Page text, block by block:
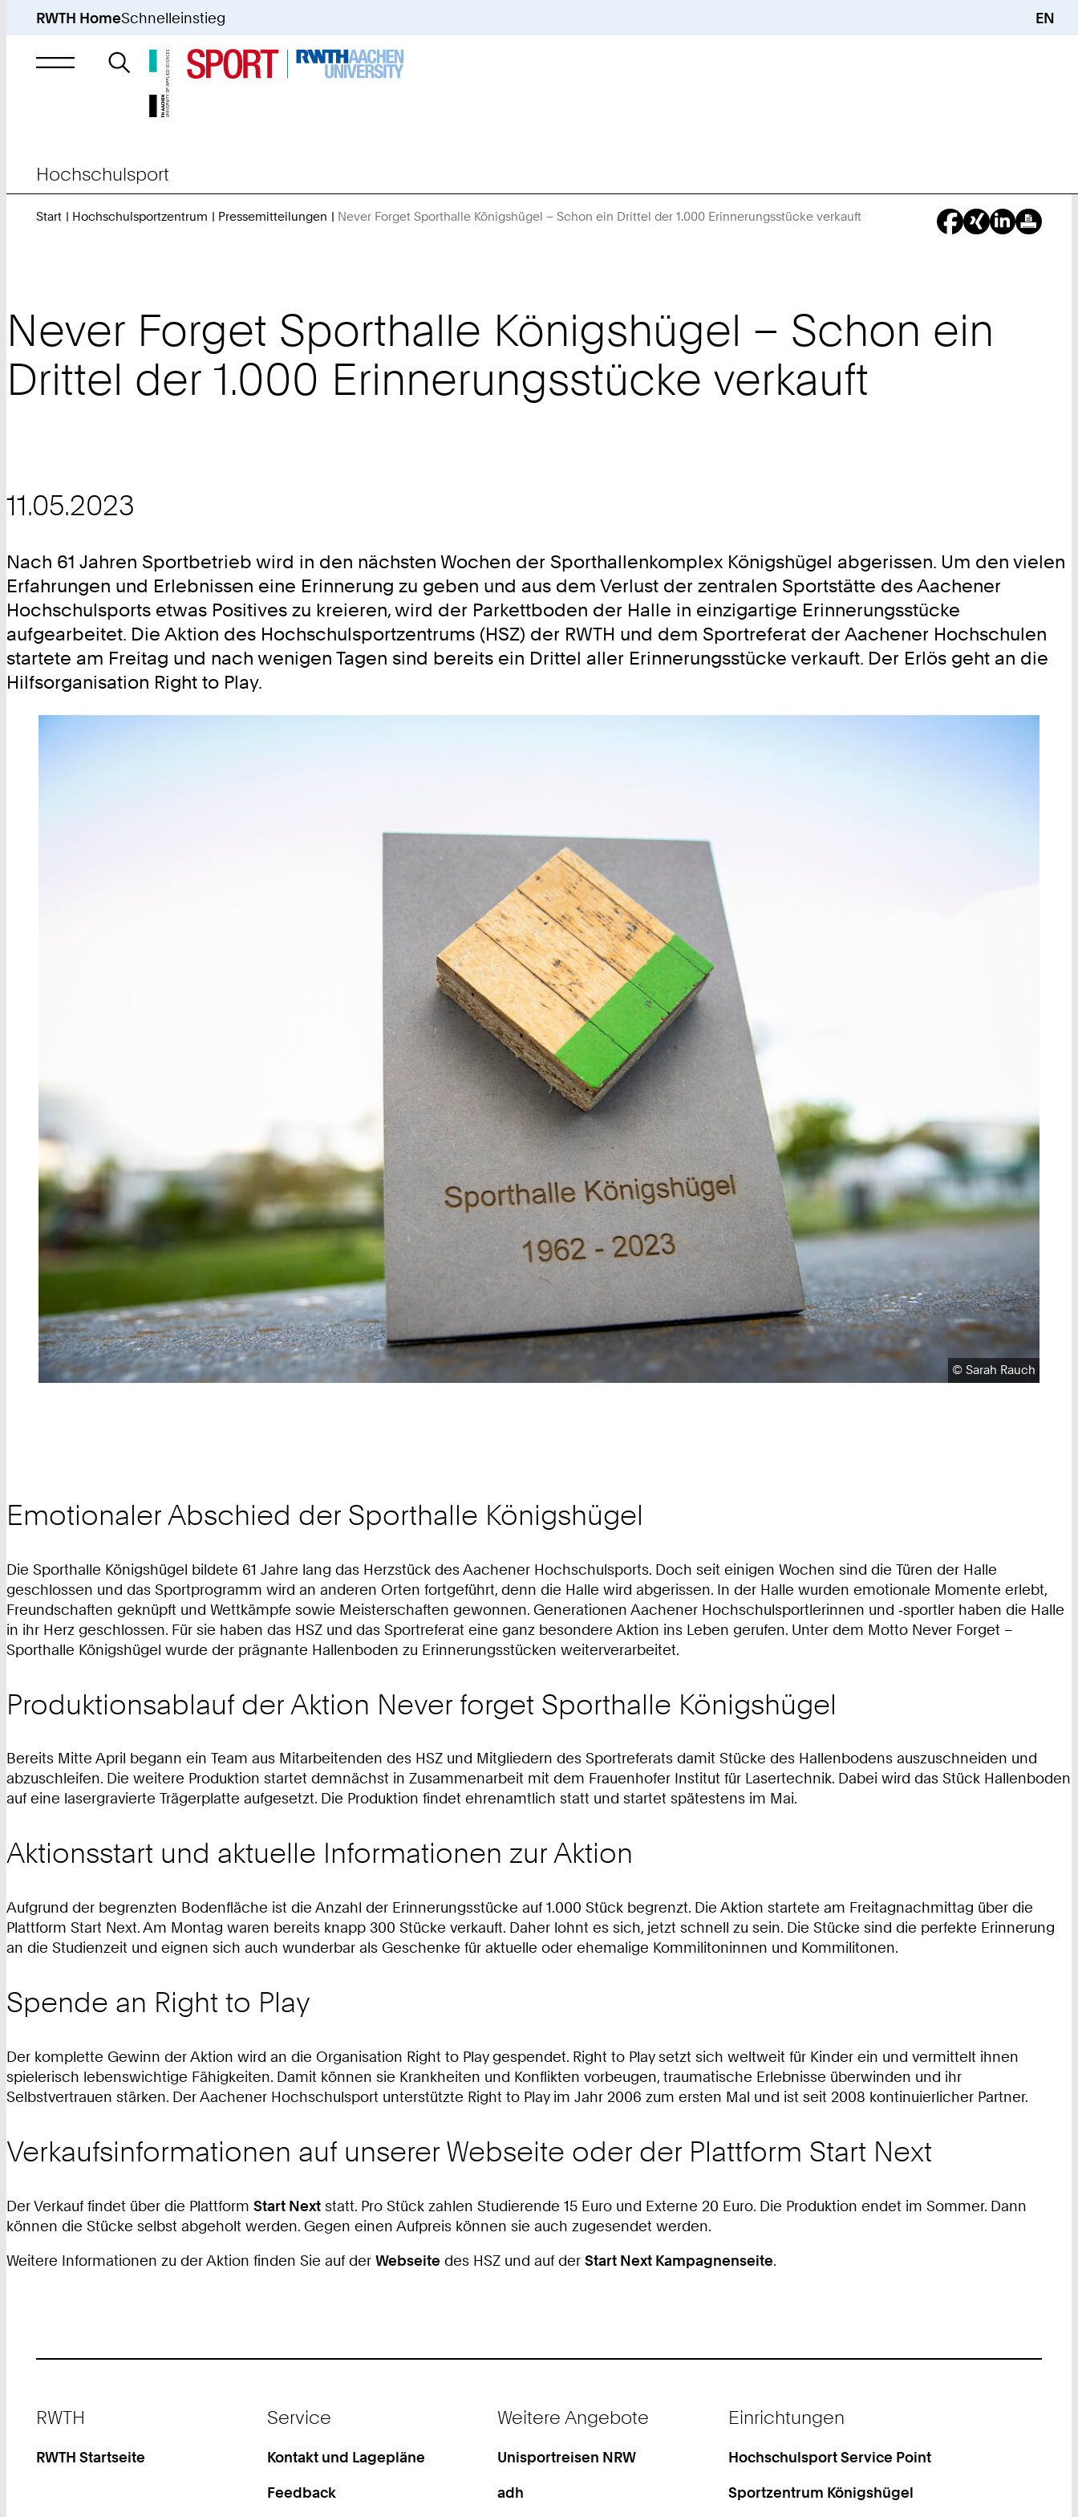
RWTH HomeSchnelleinstieg EN
Suche
nach
Hochschulsport
Start Hochschulsportzentrum Pressemitteilungen Never Forget Sporthalle Königshügel – Schon ein Drittel der 1.000 Erinnerungsstücke verkauft
Never Forget Sporthalle Königshügel – Schon ein
Drittel der 1.000 Erinnerungsstücke verkauft
11.05.2023
Nach 61 Jahren Sportbetrieb wird in den nächsten Wochen der Sporthallenkomplex Königshügel abgerissen. Um den vielen
Erfahrungen und Erlebnissen eine Erinnerung zu geben und aus dem Verlust der zentralen Sportstätte des Aachener
Hochschulsports etwas Positives zu kreieren, wird der Parkettboden der Halle in einzigartige Erinnerungsstücke
aufgearbeitet. Die Aktion des Hochschulsportzentrums (HSZ) der RWTH und dem Sportreferat der Aachener Hochschulen
startete am Freitag und nach wenigen Tagen sind bereits ein Drittel aller Erinnerungsstücke verkauft. Der Erlös geht an die
Hilfsorganisation Right to Play.
Urheberrecht:
©Sarah Rauch
Emotionaler Abschied der Sporthalle Königshügel
Die Sporthalle Königshügel bildete 61 Jahre lang das Herzstück des Aachener Hochschulsports. Doch seit einigen Wochen sind die Türen der Halle
geschlossen und das Sportprogramm wird an anderen Orten fortgeführt, denn die Halle wird abgerissen. In der Halle wurden emotionale Momente erlebt,
Freundschaften geknüpft und Wettkämpfe sowie Meisterschaften gewonnen. Generationen Aachener Hochschulsportlerinnen und ‑sportler haben die Halle
in ihr Herz geschlossen. Für sie haben das HSZ und das Sportreferat eine ganz besondere Aktion ins Leben gerufen. Unter dem Motto Never Forget –
Sporthalle Königshügel wurde der prägnante Hallenboden zu Erinnerungsstücken weiterverarbeitet.
Produktionsablauf der Aktion Never forget Sporthalle Königshügel
Bereits Mitte April begann ein Team aus Mitarbeitenden des HSZ und Mitgliedern des Sportreferats damit Stücke des Hallenbodens auszuschneiden und
abzuschleifen. Die weitere Produktion startet demnächst in Zusammenarbeit mit dem Frauenhofer Institut für Lasertechnik. Dabei wird das Stück Hallenboden
auf eine lasergravierte Trägerplatte aufgesetzt. Die Produktion findet ehrenamtlich statt und startet spätestens im Mai.
Aktionsstart und aktuelle Informationen zur Aktion
Aufgrund der begrenzten Bodenfläche ist die Anzahl der Erinnerungsstücke auf 1.000 Stück begrenzt. Die Aktion startete am Freitagnachmittag über die
Plattform Start Next. Am Montag waren bereits knapp 300 Stücke verkauft. Daher lohnt es sich, jetzt schnell zu sein. Die Stücke sind die perfekte Erinnerung
an die Studienzeit und eignen sich auch wunderbar als Geschenke für aktuelle oder ehemalige Kommilitoninnen und Kommilitonen.
Spende an Right to Play
Der komplette Gewinn der Aktion wird an die Organisation Right to Play gespendet. Right to Play setzt sich weltweit für Kinder ein und vermittelt ihnen
spielerisch lebenswichtige Fähigkeiten. Damit können sie Krankheiten und Konflikten vorbeugen, traumatische Erlebnisse überwinden und ihr
Selbstvertrauen stärken. Der Aachener Hochschulsport unterstützte Right to Play im Jahr 2006 zum ersten Mal und ist seit 2008 kontinuierlicher Partner.
Verkaufsinformationen auf unserer Webseite oder der Plattform Start Next
Der Verkauf findet über die Plattform Start Next statt. Pro Stück zahlen Studierende 15 Euro und Externe 20 Euro. Die Produktion endet im Sommer. Dann
können die Stücke selbst abgeholt werden. Gegen einen Aufpreis können sie auch zugesendet werden.
Weitere Informationen zu der Aktion finden Sie auf der Webseite des HSZ und auf der Start Next Kampagnenseite.
RWTH
RWTH Startseite
Service
Kontakt und Lagepläne
Feedback
Weitere Angebote
Unisportreisen NRW
adh
Einrichtungen
Hochschulsport Service Point
Sportzentrum Königshügel